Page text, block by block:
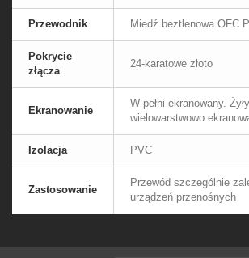
Przewodnik Miedź beztlenowa OFC
Pokrycie
złącza
24-karatowe złoto
Ekranowanie
W pełni ekranowany.
wielowarstwowo
Izolacja PVC
Zastosowanie
Przewód szczególnie
urządzeń przenośnych